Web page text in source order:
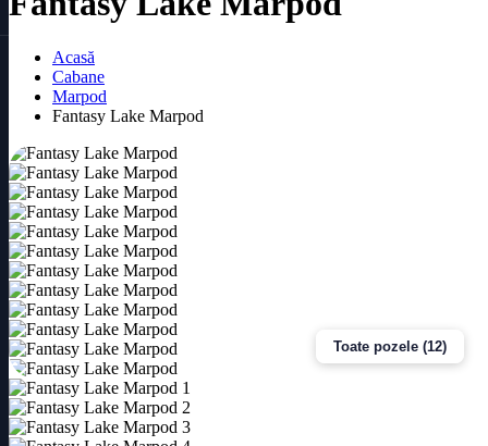
Acasă
Cabane
Marpod
Fantasy Lake Marpod
Toate pozele (12)